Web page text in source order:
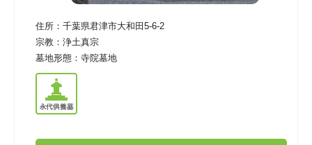
住所： 千葉県君津市大和田5-6-2
宗教： 浄土真宗
墓地形態： 寺院墓地